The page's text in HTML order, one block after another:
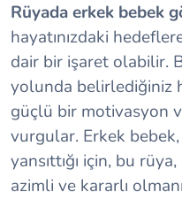
Rüyada erkek bebek
hayatınızdaki
dair bir işaret olabilir.
yolunda belirlediğiniz
güçlü bir motivasyon
vurgular. Erkek
yansıttığı için, bu
azimli ve kararlı